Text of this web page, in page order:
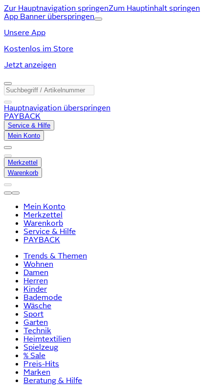
Zur Hauptnavigation springenZum Hauptinhalt springen
App Banner überspringen
Unsere App
Kostenlos im Store
Jetzt anzeigen
Hauptnavigation überspringen
PAYBACK
Service & Hilfe
Mein Konto
Merkzettel
Warenkorb
Mein Konto
Merkzettel
Warenkorb
Service & Hilfe
PAYBACK
Trends & Themen
Wohnen
Damen
Herren
Kinder
Bademode
Wäsche
Sport
Garten
Technik
Heimtextilien
Spielzeug
% Sale
Preis-Hits
Marken
Beratung & Hilfe